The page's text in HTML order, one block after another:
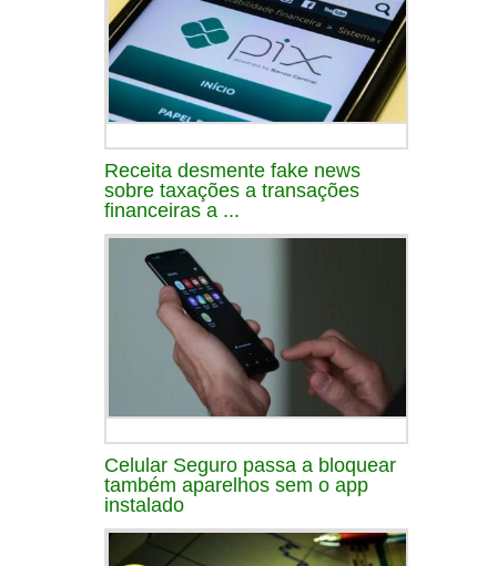
Receita desmente fake news
sobre taxações a transações
financeiras a ...
Celular Seguro passa a bloquear
também aparelhos sem o app
instalado